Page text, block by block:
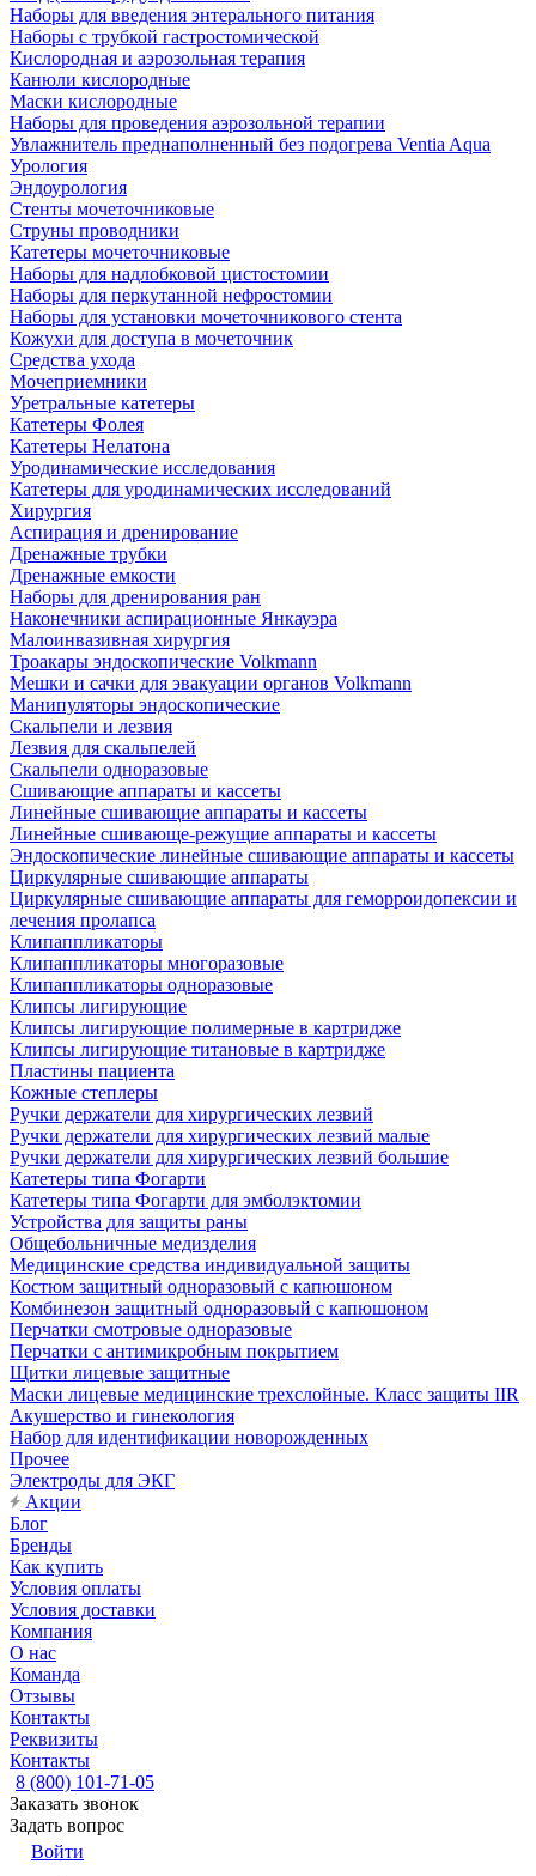
Наборы для введения энтерального питания
Наборы с трубкой гастростомической
Кислородная и аэрозольная терапия
Канюли кислородные
Маски кислородные
Наборы для проведения аэрозольной терапии
Увлажнитель преднаполненный без подогрева Ventia Aqua
Урология
Эндоурология
Стенты мочеточниковые
Струны проводники
Катетеры мочеточниковые
Наборы для надлобковой цистостомии
Наборы для перкутанной нефростомии
Наборы для установки мочеточникового стента
Кожухи для доступа в мочеточник
Средства ухода
Мочеприемники
Уретральные катетеры
Катетеры Фолея
Катетеры Нелатона
Уродинамические исследования
Катетеры для уродинамических исследований
Хирургия
Аспирация и дренирование
Дренажные трубки
Дренажные емкости
Наборы для дренирования ран
Наконечники аспирационные Янкауэра
Малоинвазивная хирургия
Троакары эндоскопические Volkmann
Мешки и сачки для эвакуации органов Volkmann
Манипуляторы эндоскопические
Скальпели и лезвия
Лезвия для скальпелей
Скальпели одноразовые
Сшивающие аппараты и кассеты
Линейные сшивающие аппараты и кассеты
Линейные сшивающе-режущие аппараты и кассеты
Эндоскопические линейные сшивающие аппараты и кассеты
Циркулярные сшивающие аппараты
Циркулярные сшивающие аппараты для геморроидопексии и
лечения пролапса
Клипаппликаторы
Клипаппликаторы многоразовые
Клипаппликаторы одноразовые
Клипсы лигирующие
Клипсы лигирующие полимерные в картридже
Клипсы лигирующие титановые в картридже
Пластины пациента
Кожные степлеры
Ручки держатели для хирургических лезвий
Ручки держатели для хирургических лезвий малые
Ручки держатели для хирургических лезвий большие
Катетеры типа Фогарти
Катетеры типа Фогарти для эмболэктомии
Устройства для защиты раны
Общебольничные медизделия
Медицинские средства индивидуальной защиты
Костюм защитный одноразовый с капюшоном
Комбинезон защитный одноразовый с капюшоном
Перчатки смотровые одноразовые
Перчатки с антимикробным покрытием
Щитки лицевые защитные
Маски лицевые медицинские трехслойные. Класс защиты IIR
Акушерство и гинекология
Набор для идентификации новорожденных
Прочее
Электроды для ЭКГ
Акции
Блог
Бренды
Как купить
Условия оплаты
Условия доставки
Компания
О нас
Команда
Отзывы
Контакты
Реквизиты
Контакты
8 (800) 101-71-05
Заказать звонок
Задать вопрос
Войти